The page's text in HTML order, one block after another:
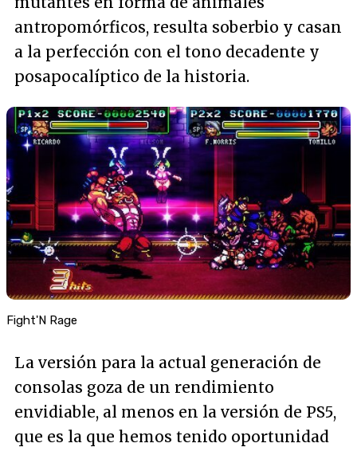
antropomórficos, resulta soberbio y casan
a la perfección con el tono decadente y
posapocalíptico de la historia.
Fight'N Rage
La versión para la actual generación de
consolas goza de un rendimiento
envidiable, al menos en la versión de PS5,
que es la que hemos tenido oportunidad